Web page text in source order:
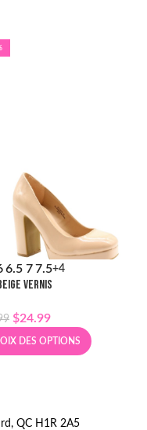
6.5 7 7.5+4
VERNIS
$24.99
DES OPTIONS
QC H1R 2A5